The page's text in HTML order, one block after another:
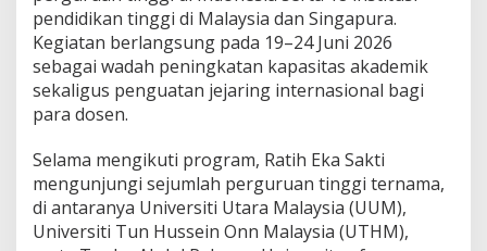
A
c
a
d
e
e
M
a
l
a
pendidikan tinggi di Malaysia dan Singapura.
Kegiatan berlangsung pada 19–24 Juni 2026
sebagai wadah peningkatan kapasitas akademik
sekaligus penguatan jejaring internasional bagi
para dosen.
Selama mengikuti program, Ratih Eka Sakti
mengunjungi sejumlah perguruan tinggi ternama,
di antaranya Universiti Utara Malaysia (UUM),
Universiti Tun Hussein Onn Malaysia (UTHM),